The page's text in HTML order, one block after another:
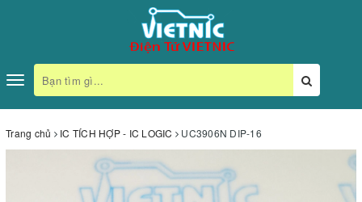
Toggle
navigation
Trang chủ IC TÍCH HỢP - IC LOGIC UC3906N DIP-16